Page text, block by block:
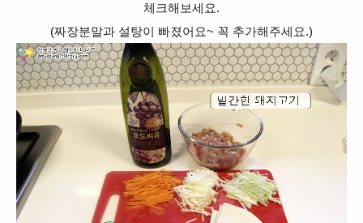
체크해보세요.
(짜장분말과 설탕이 빠졌어요~ 꼭 추가해주세요.)